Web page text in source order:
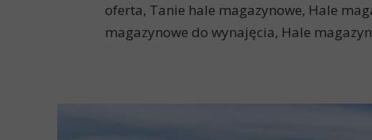
oferta, Tanie hale magazynowe, Hale
magazynowe do wynajęcia, Hale